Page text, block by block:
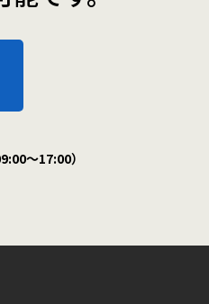
～17:00）